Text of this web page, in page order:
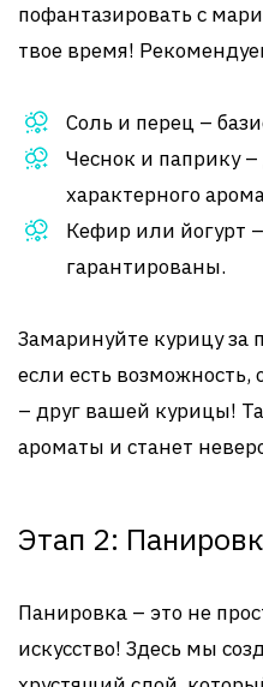
пофантазировать с
твое время!
Соль и перец –
Чеснок и паприку
характерного
Кефир или йогурт
гарантированы.
Замаринуйте курицу за
если есть возможность,
– друг вашей курицы!
ароматы и станет
Этап 2:
Панировка – это не
искусство! Здесь мы